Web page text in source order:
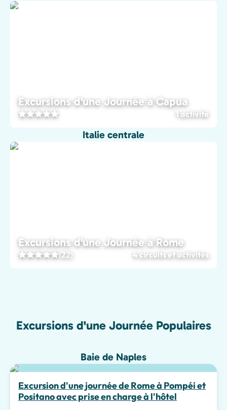
Excursions d'une Journée à Capua
1 activité
Italie centrale
Excursions d'une Journée à Rome
(22) 4 circuits et activités
Excursions d'une Journée Populaires
Baie de Naples
Meilleur choix
Excursion d'une journée de Rome à Pompéi et
Positano avec prise en charge à l'hôtel